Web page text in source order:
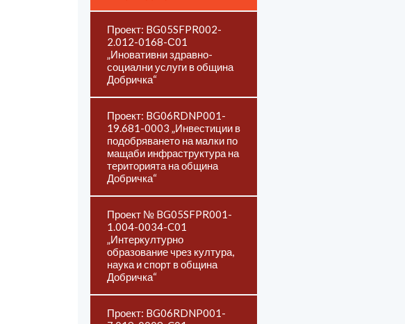
Проект: BG05SFPR002-
2.012-0168-С01
„Иновативни здравно-
социални услуги в община
Добричка“
Проект: BG06RDNP001-
19.681-0003 „Инвестиции в
подобряването на малки по
мащаби инфраструктура на
територията на община
Добричка“
Проект № BG05SFPR001-
1.004-0034-C01
„Интеркултурно
образование чрез култура,
наука и спорт в община
Добричка“
Проект: BG06RDNP001-